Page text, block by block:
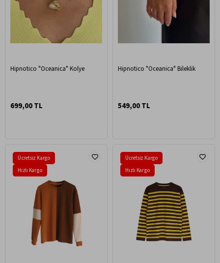
Hipnotico "Oceanica" Kolye
699,00 TL
Hipnotico "Oceanica" Bileklik
549,00 TL
Ücretsiz Kargo
Hızlı Kargo
Ücretsiz Kargo
Hızlı Kargo